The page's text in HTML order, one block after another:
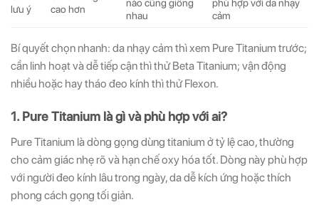
lưu ý
cao hơn
nhau
cảm
Bí quyết chọn nhanh: da nhạy cảm thì xem Pure Titanium trước;
cần linh hoạt và dễ tiếp cận thì thử Beta Titanium; vận động
nhiều hoặc hay tháo đeo kính thì thử Flexon.
1. Pure Titanium là gì và phù hợp với ai?
Pure Titanium là dòng gọng dùng titanium ở tỷ lệ cao, thường
cho cảm giác nhẹ rõ và hạn chế oxy hóa tốt. Dòng này phù hợp
với người đeo kính lâu trong ngày, da dễ kích ứng hoặc thích
phong cách gọng tối giản.